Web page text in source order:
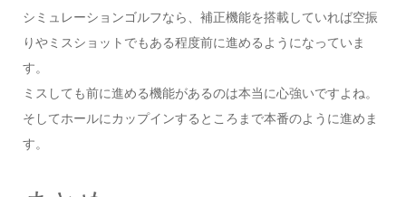
シミュレーションゴルフなら、補正機能を搭載していれば空振
りやミスショットでもある程度前に進めるようになっていま
す。
ミスしても前に進める機能があるのは本当に心強いですよね。
そしてホールにカップインするところまで本番のように進めま
す。